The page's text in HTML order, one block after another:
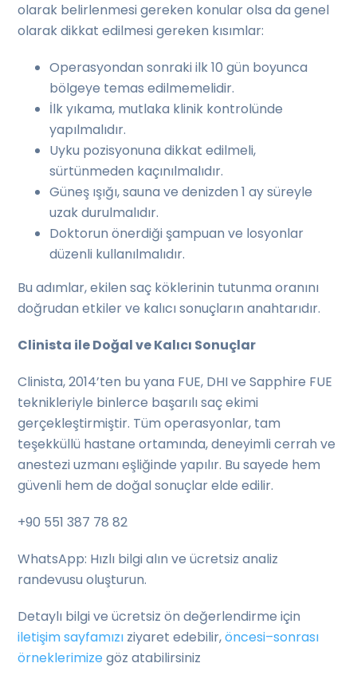
olarak belirlenmesi gereken konular olsa da genel
olarak dikkat edilmesi gereken kısımlar:
Operasyondan sonraki ilk 10 gün boyunca
bölgeye temas edilmemelidir.
İlk yıkama, mutlaka klinik kontrolünde
yapılmalıdır.
Uyku pozisyonuna dikkat edilmeli,
sürtünmeden kaçınılmalıdır.
Güneş ışığı, sauna ve denizden 1 ay süreyle
uzak durulmalıdır.
Doktorun önerdiği şampuan ve losyonlar
düzenli kullanılmalıdır.
Bu adımlar, ekilen saç köklerinin tutunma oranını
doğrudan etkiler ve kalıcı sonuçların anahtarıdır.
Clinista ile Doğal ve Kalıcı Sonuçlar
Clinista, 2014’ten bu yana FUE, DHI ve Sapphire FUE
teknikleriyle binlerce başarılı saç ekimi
gerçekleştirmiştir. Tüm operasyonlar, tam
teşekküllü hastane ortamında, deneyimli cerrah ve
anestezi uzmanı eşliğinde yapılır. Bu sayede hem
güvenli hem de doğal sonuçlar elde edilir.
+90 551 387 78 82
WhatsApp: Hızlı bilgi alın ve ücretsiz analiz
randevusu oluşturun.
Detaylı bilgi ve ücretsiz ön değerlendirme için
iletişim sayfamızı ziyaret edebilir,öncesi–sonrası
örneklerimizegöz atabilirsiniz